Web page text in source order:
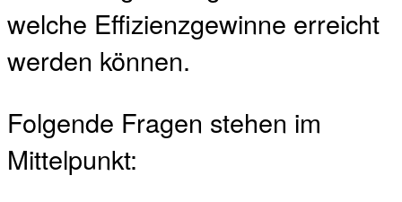
welche Effizienzgewinne erreicht
werden können.
Folgende Fragen stehen im
Mittelpunkt: